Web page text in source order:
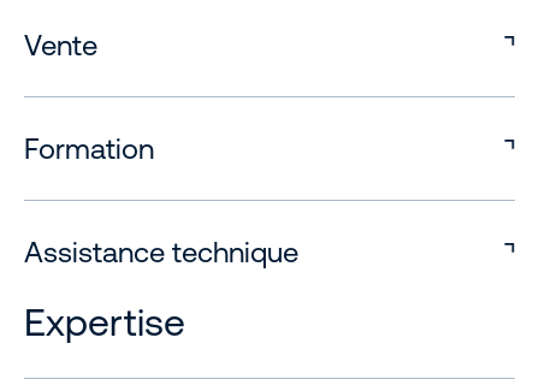
Vente
Formation
Assistance technique
Expertise